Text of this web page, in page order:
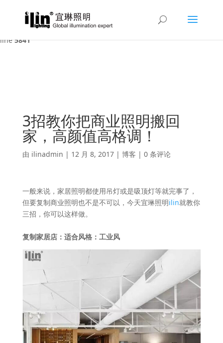
Warning : A non-numeric value encountered in
/var/www/html/ilin/wp-content/themes/Divi/functions.php
line5841
3招教你把商业照明搬回
家，高颜值高格调！
由 ilinadmin | 12 月 8, 2017| 博客 | 0 条评论
一般来说，家居照明都使用吊灯或是吸顶灯等就完事了，
但要复制商业照明也不是不可以，今天宜琳照明ilin就教你
三招，你可以这样做。
复制家居店：适合风格：工业风